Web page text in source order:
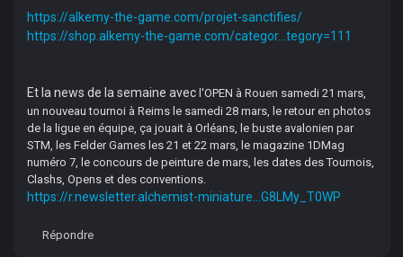
https://alkemy-the-game.com/projet-sanctifies/
https://shop.alkemy-the-game.com/categor...tegory=111
Et la news de la semaine avec l'OPEN à Rouen samedi 21 mars,
un nouveau tournoi à Reims le samedi 28 mars, le retour en photos
de la ligue en équipe, ça jouait à Orléans, le buste avalonien par
STM, les Felder Games les 21 et 22 mars, le magazine 1DMag
numéro 7, le concours de peinture de mars, les dates des Tournois,
Clashs, Opens et des conventions.
https://r.newsletter.alchemist-miniature...G8LMy_T0WP
Répondre